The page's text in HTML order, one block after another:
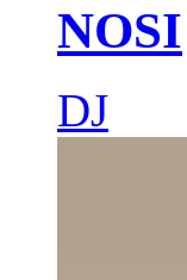
NOSI
DJ